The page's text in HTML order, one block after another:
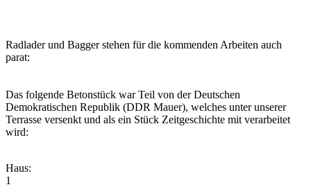
Radlader und Bagger stehen für die kommenden Arbeiten auch
parat:
Das folgende Betonstück war Teil von der Deutschen
Demokratischen Republik (DDR Mauer), welches unter unserer
Terrasse versenkt und als ein Stück Zeitgeschichte mit verarbeitet
wird:
Haus:
1